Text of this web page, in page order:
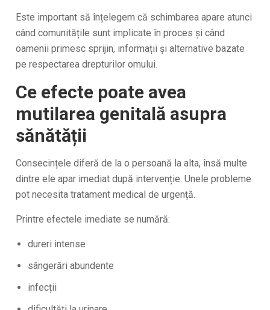
Este important să înțelegem că schimbarea apare atunci
când comunitățile sunt implicate în proces și când
oamenii primesc sprijin, informații și alternative bazate
pe respectarea drepturilor omului.
Ce efecte poate avea
mutilarea genitală asupra
sănătății
Consecințele diferă de la o persoană la alta, însă multe
dintre ele apar imediat după intervenție. Unele probleme
pot necesita tratament medical de urgență.
Printre efectele imediate se numără:
dureri intense
sângerări abundente
infecții